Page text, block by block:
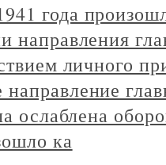
года
направления
личного
ослаблена
ка